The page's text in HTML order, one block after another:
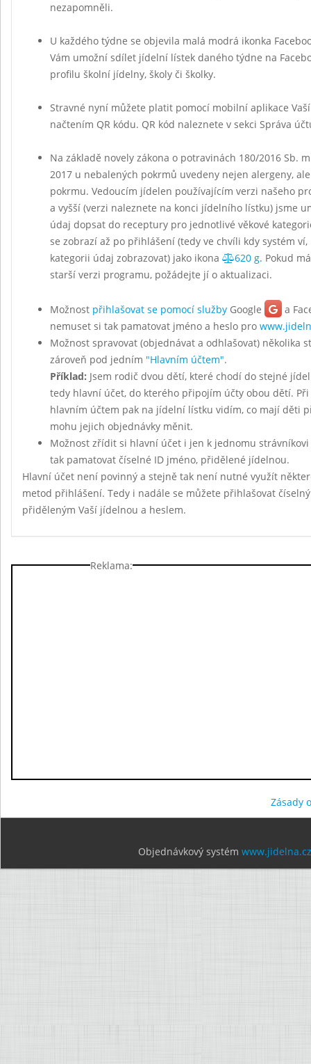
nezapomněli.
U každého týdne se objevila malá modrá ikonka
Vám umožní sdílet jídelní lístek daného týdne na
profilu školní jídelny, školy či školky.
Stravné nyní můžete platit pomocí mobilní aplikace
načtením QR kódu. QR kód naleznete v sekci Správa
Na základě novely zákona o potravinách 180/2016 Sb.
2017 u nebalených pokrmů uvedeny nejen alergeny,
pokrmu. Vedoucím jídelen používajícím verzi našeho
a vyšší (verzi naleznete na konci jídelního lístku) jsme
údaj dopsat do receptury pro jednotlivé věkové
se zobrazí až po přihlášení (tedy ve chvíli kdy systém
kategorii údaj zobrazovat) jako ikona
620 g. Pokud
starší verzi programu, požádejte jí o aktualizaci.
Možnost přihlašovat se pomocí služby Google
a
nemuset si tak pamatovat jméno a heslo pro
Možnost spravovat (objednávat a odhlašovat) několika
zároveň pod jedním "Hlavním účtem".
Příklad: Jsem rodič dvou dětí, které chodí do stejné
tedy hlavní účet, do kterého připojím účty obou dětí.
hlavním účtem pak na jídelní lístku vidím, co mají děti
mohu jejich objednávky měnit.
Možnost zřídit si hlavní účet i jen k jednomu
tak pamatovat číselné ID jméno, přidělené jídelnou.
Hlavní účet není povinný a stejně tak není nutné využít
metod přihlášení. Tedy i nadále se můžete přihlašovat
přiděleným Vaší jídelnou a heslem.
Reklama:
Zásady
Objednávkový systém www.jidelna.cz